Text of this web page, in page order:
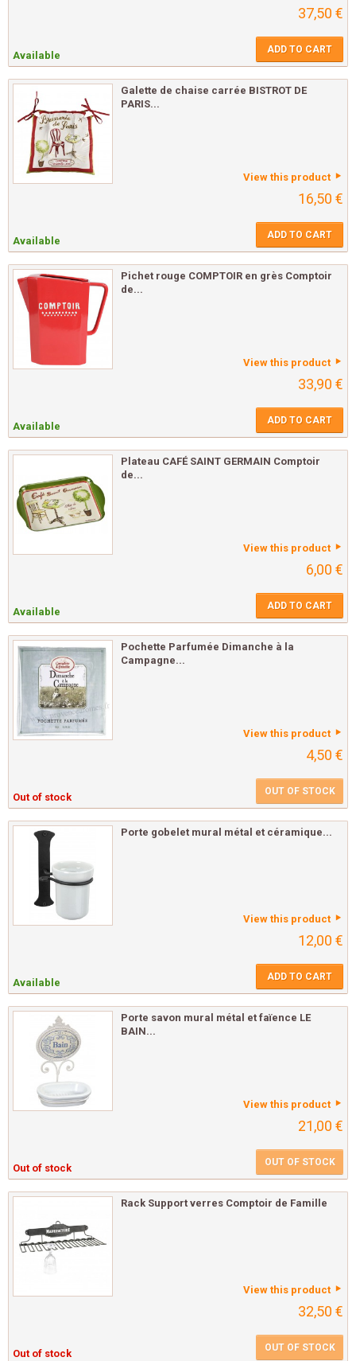
37,50 €
Available ADD TO CART
Galette de chaise carrée BISTROT DE
PARIS...
View this product
16,50 €
Available ADD TO CART
Pichet rouge COMPTOIR en grès Comptoir
de...
View this product
33,90 €
Available ADD TO CART
Plateau CAFÉ SAINT GERMAIN Comptoir
de...
View this product
6,00 €
Available ADD TO CART
Pochette Parfumée Dimanche à la
Campagne...
View this product
4,50 €
Out of stock OUT OF STOCK
Porte gobelet mural métal et céramique...
View this product
12,00 €
Available ADD TO CART
Porte savon mural métal et faïence LE
BAIN...
View this product
21,00 €
Out of stock OUT OF STOCK
Rack Support verres Comptoir de Famille
View this product
32,50 €
Out of stock OUT OF STOCK